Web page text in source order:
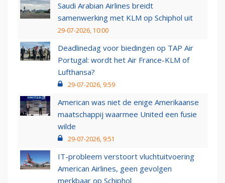
Saudi Arabian Airlines breidt
samenwerking met KLM op Schiphol uit
29-07-2026, 10:00
Deadlinedag voor biedingen op TAP Air
Portugal: wordt het Air France-KLM of
Lufthansa?
29-07-2026, 9:59
American was niet de enige Amerikaanse
maatschappij waarmee United een fusie
wilde
29-07-2026, 9:51
IT-probleem verstoort vluchtuitvoering
American Airlines, geen gevolgen
merkbaar op Schiphol